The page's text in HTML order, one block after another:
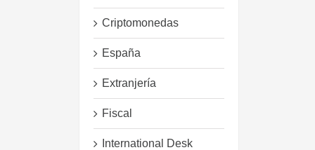
Criptomonedas
España
Extranjería
Fiscal
International Desk